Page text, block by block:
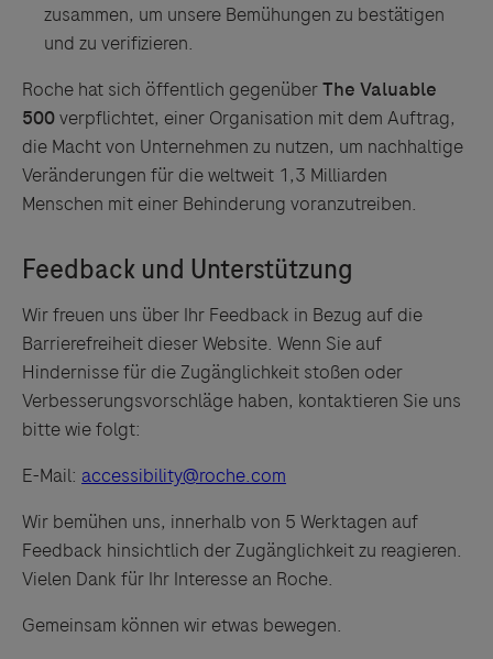
zusammen, um unsere Bemühungen zu bestätigen
und zu verifizieren.
Roche hat sich öffentlich gegenüberThe Valuable
500verpflichtet, einer Organisation mit dem Auftrag,
die Macht von Unternehmen zu nutzen, um nachhaltige
Veränderungen für die weltweit 1,3 Milliarden
Menschen mit einer Behinderung voranzutreiben.
Wir freuen uns über Ihr Feedback in Bezug auf die
Barrierefreiheit dieser Website. Wenn Sie auf
Hindernisse für die Zugänglichkeit stoßen oder
Verbesserungsvorschläge haben, kontaktieren Sie uns
bitte wie folgt:
E-Mail: accessibility@roche.com
Wir bemühen uns, innerhalb von 5 Werktagen auf
Feedback hinsichtlich der Zugänglichkeit zu reagieren.
Vielen Dank für Ihr Interesse an Roche.
Gemeinsam können wir etwas bewegen.